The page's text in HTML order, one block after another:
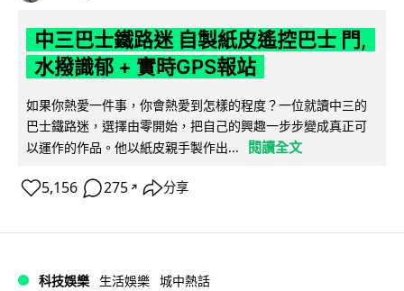
中三巴士鐵路迷 自製紙皮遙控巴士 門,
水撥識郁 + 實時GPS報站
如果你熱愛一件事，你會熱愛到怎樣的程度？一位就讀中三的
巴士鐵路迷，選擇由零開始，把自己的興趣一步步變成真正可
以運作的作品。他以紙皮親手製作出...
閱讀全文
5,156 275 ↗ 分享
科技娛樂 生活娛樂 城中熱話